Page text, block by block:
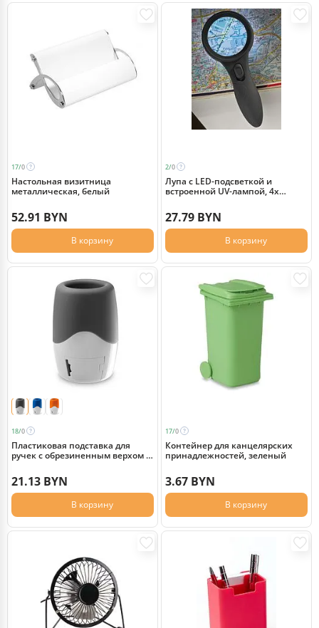
17/0
Настольная визитница
металлическая, белый
52.91 BYN
В корзину
2/0
Лупа с LED-подсветкой и
встроенной UV-лампой, 4х
27.79 BYN
В корзину
18/0
Пластиковая подставка для
ручек с обрезиненным верхом и
диспенсером для скотча,
черный
21.13 BYN
В корзину
17/0
Контейнер для канцелярских
принадлежностей, зеленый
3.67 BYN
В корзину